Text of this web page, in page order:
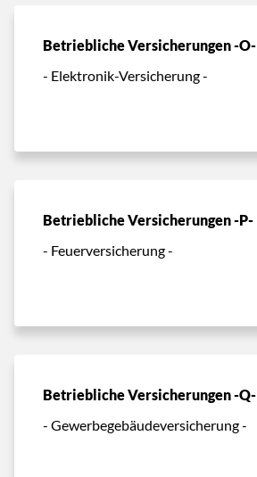
Betriebliche Versicherungen -O-
- Elektronik-Versicherung -
Betriebliche Versicherungen -P-
- Feuerversicherung -
Betriebliche Versicherungen -Q-
- Gewerbegebäudeversicherung -